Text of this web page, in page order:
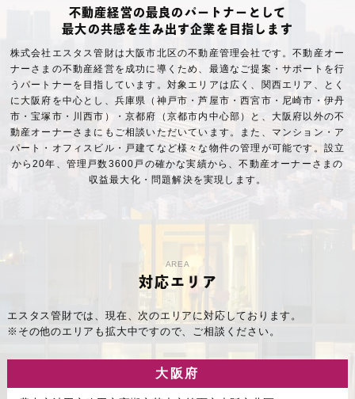
不動産経営の最良のパートナーとして
最大の共感を生み出す企業を目指します
株式会社エスタス管財は大阪市北区の不動産管理会社です。不動産オー
ナーさまの不動産経営を成功に導くため、最適なご提案・サポートを行
うパートナーを目指しています。対象エリアは広く、関西エリア、とく
に大阪府を中心とし、兵庫県（神戸市・芦屋市・西宮市・尼崎市・伊丹
市・宝塚市・川西市）・京都府（京都市内中心部）と、大阪府以外の不
動産オーナーさまにもご相談いただいています。また、マンション・ア
パート・オフィスビル・戸建てなど様々な物件の管理が可能です。設立
から20年、管理戸数3600戸の確かな実績から、不動産オーナーさまの
収益最大化・問題解決を実現します。
AREA
対応エリア
エスタス管財では、現在、次のエリアに対応しております。
※その他のエリアも拡大中ですので、ご相談ください。
大阪府